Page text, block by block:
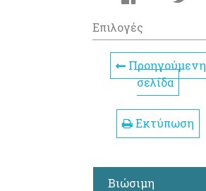
Επιλογές
Προηγούμενη
σελίδα
Εκτύπωση
Βιώσιμη